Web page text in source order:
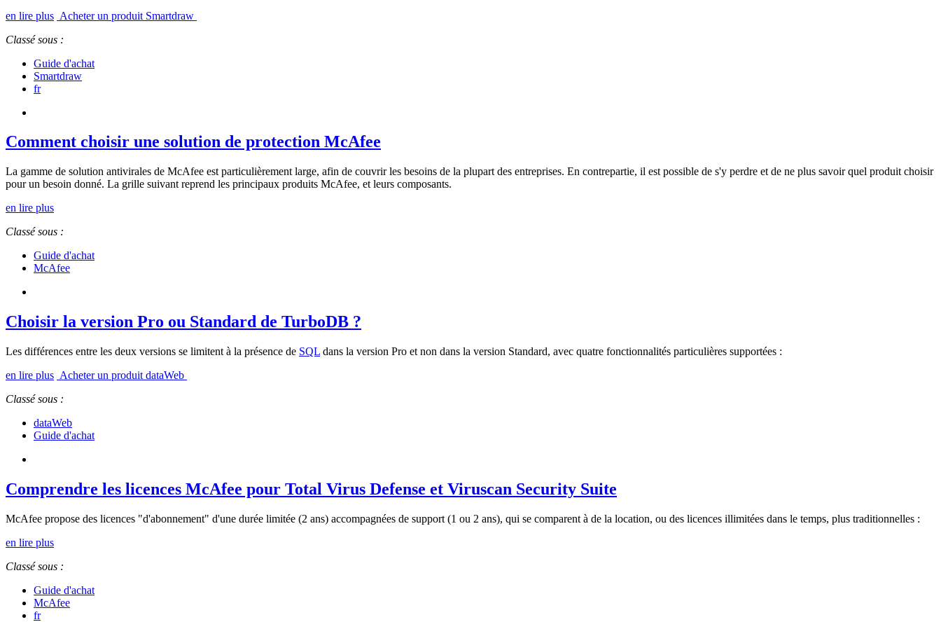
en lire plus Acheter un produit Smartdraw
Classé sous :
Guide d'achat
Smartdraw
fr
Comment choisir une solution de protection McAfee
La gamme de solution antivirales de McAfee est particulièrement large, afin de couvrir les besoins de la plupart des entreprises. En contrepartie, il est possible de s'y perdre et de ne plus savoir quel produit choisir
pour un besoin donné. La grille suivant reprend les principaux produits McAfee, et leurs composants.
en lire plus
Classé sous :
Guide d'achat
McAfee
Choisir la version Pro ou Standard de TurboDB ?
Les différences entre les deux versions se limitent à la présence de SQL dans la version Pro et non dans la version Standard, avec quatre fonctionnalités particulières supportées :
en lire plus Acheter un produit dataWeb
Classé sous :
dataWeb
Guide d'achat
Comprendre les licences McAfee pour Total Virus Defense et Viruscan Security Suite
McAfee propose des licences "d'abonnement" d'une durée limitée (2 ans) accompagnées de support (1 ou 2 ans), qui se comparent à de la location, ou des licences illimitées dans le temps, plus traditionnelles :
en lire plus
Classé sous :
Guide d'achat
McAfee
fr